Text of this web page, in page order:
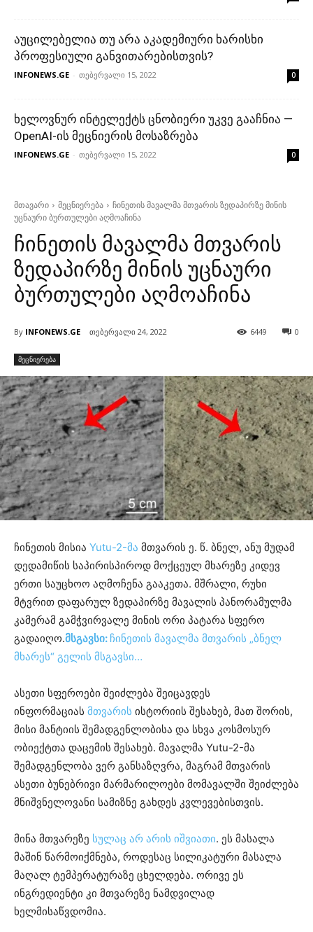
აუცილებელია თუ არა აკადემიური ხარისხი
პროფესიული განვითარებისთვის?
INFONEWS.GE - თებერვალი 15, 2022 0
ხელოვნურ ინტელექტს ცნობიერი უკვე გააჩნია —
OpenAI-ის მეცნიერის მოსაზრება
INFONEWS.GE - თებერვალი 15, 2022 0